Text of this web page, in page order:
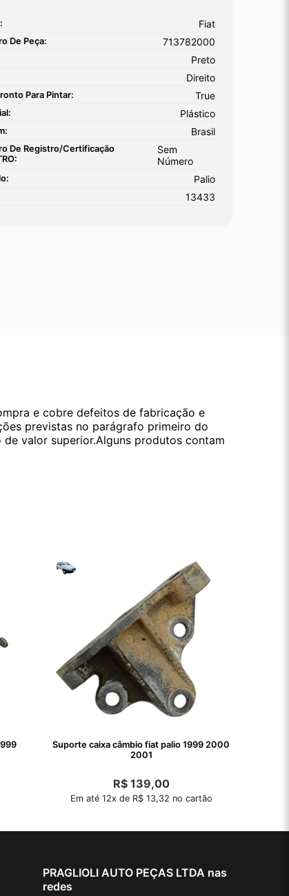
Fiat
De Peça: 713782000
Preto
Direito
Para Pintar: True
Plástico
Brasil
De Registro/certificação
Sem
Número
Palio
13433
e cobre defeitos de fabricação e
previstas no parágrafo primeiro do
valor superior.Alguns produtos contam
Suporte caixa câmbio fiat palio 1999 2000
2001
R$139,00
Em até 12x de R$ 13,32 no cartão
PRAGLIOLI AUTO PEÇAS LTDA nas
redes